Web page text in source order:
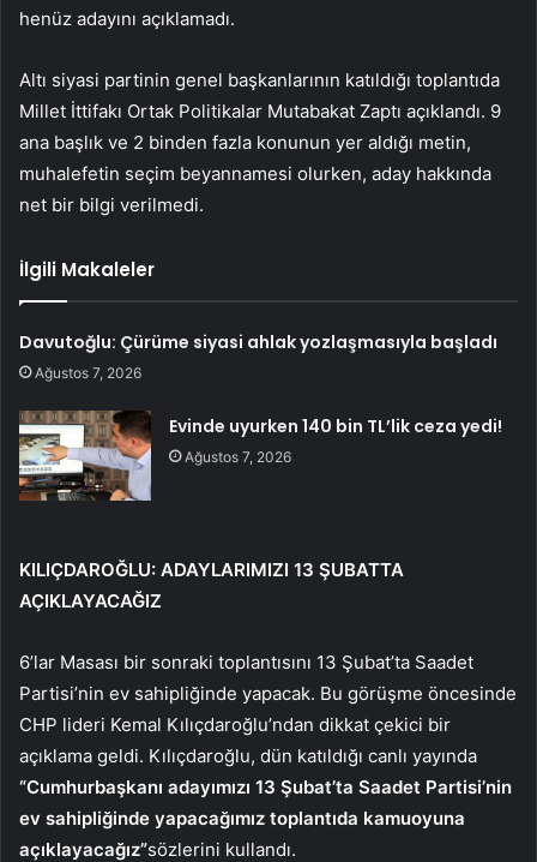
henüz adayını açıklamadı.
Altı siyasi partinin genel başkanlarının katıldığı toplantıda
Millet İttifakı Ortak Politikalar Mutabakat Zaptı açıklandı. 9
ana başlık ve 2 binden fazla konunun yer aldığı metin,
muhalefetin seçim beyannamesi olurken, aday hakkında
net bir bilgi verilmedi.
İlgili Makaleler
Davutoğlu: Çürüme siyasi ahlak yozlaşmasıyla başladı
Ağustos 7, 2026
Evinde uyurken 140 bin TL’lik ceza yedi!
Ağustos 7, 2026
KILIÇDAROĞLU: ADAYLARIMIZI 13 ŞUBATTA
AÇIKLAYACAĞIZ
6’lar Masası bir sonraki toplantısını 13 Şubat’ta Saadet
Partisi’nin ev sahipliğinde yapacak. Bu görüşme öncesinde
CHP lideri Kemal Kılıçdaroğlu’ndan dikkat çekici bir
açıklama geldi. Kılıçdaroğlu, dün katıldığı canlı yayında
“Cumhurbaşkanı adayımızı 13 Şubat’ta Saadet Partisi’nin
ev sahipliğinde yapacağımız toplantıda kamuoyuna
açıklayacağız”sözlerini kullandı.